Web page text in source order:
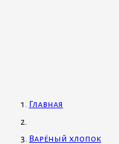
Главная
Варёный хлопок